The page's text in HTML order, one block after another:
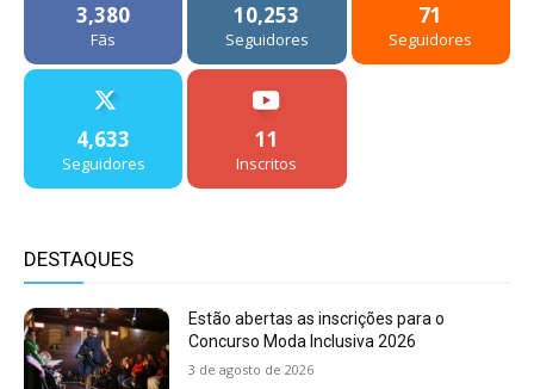
3,380
Fãs
10,253
Seguidores
71
Seguidores
4,633
Seguidores
11
Inscritos
DESTAQUES
Estão abertas as inscrições para o
Concurso Moda Inclusiva 2026
3 de agosto de 2026